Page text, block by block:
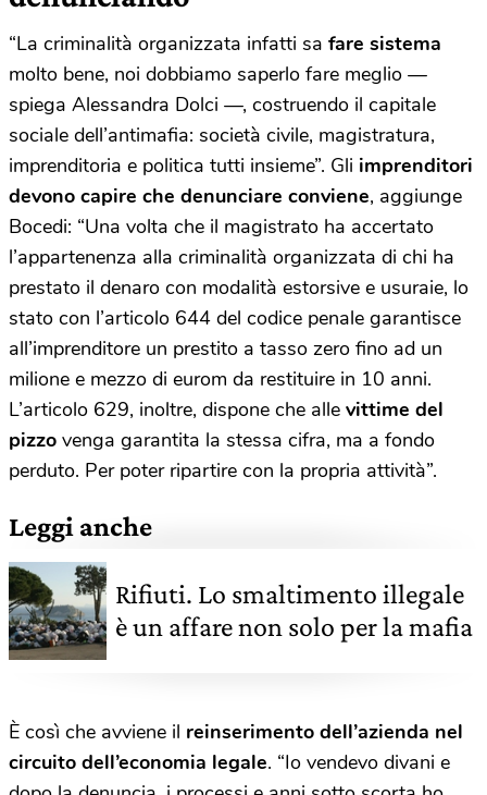
“La criminalità organizzata infatti sa fare sistema
molto bene, noi dobbiamo saperlo fare meglio —
spiega Alessandra Dolci —, costruendo il capitale
sociale dell’antimafia: società civile, magistratura,
imprenditoria e politica tutti insieme”. Gli imprenditori
devono capire che denunciare conviene, aggiunge
Bocedi: “Una volta che il magistrato ha accertato
l’appartenenza alla criminalità organizzata di chi ha
prestato il denaro con modalità estorsive e usuraie, lo
stato con l’articolo 644 del codice penale garantisce
all’imprenditore un prestito a tasso zero fino ad un
milione e mezzo di eurom da restituire in 10 anni.
L’articolo 629, inoltre, dispone che alle vittime del
pizzo venga garantita la stessa cifra, ma a fondo
perduto. Per poter ripartire con la propria attività”.
Leggi anche
Rifiuti. Lo smaltimento illegale
è un affare non solo per la mafia
È così che avviene il reinserimento dell’azienda nel
circuito dell’economia legale. “Io vendevo divani e